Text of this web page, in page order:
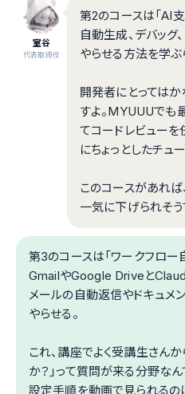
室谷
代表取締役
第2のコースは「AI
自動生成、デバッグ
やらせる方法を学ぶ
開発者にとっては
すよ。MYUUUでも
てコードレビューを
にちょっとしたチュ
このコースがあれば
一気に下げられそう
第3のコースは「ワークフロー
GmailやGoogle Driveと
メールの自動返信やドキュメ
やらせる。
これ、講座でよく受講生さんか
か？」って質問が来る分野な
設定手順を動画で見られるの